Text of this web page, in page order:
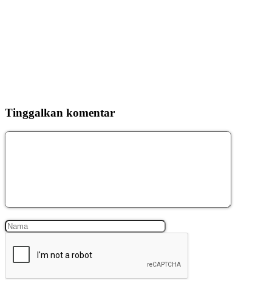
Tinggalkan komentar
Komentar
Nama Surel